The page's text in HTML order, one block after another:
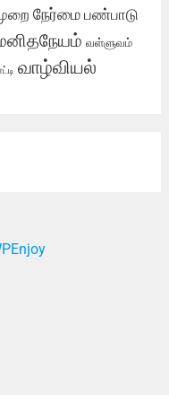
நேர்மை பண்பாடு
வள்ளுவம்
வாழ்வியல்